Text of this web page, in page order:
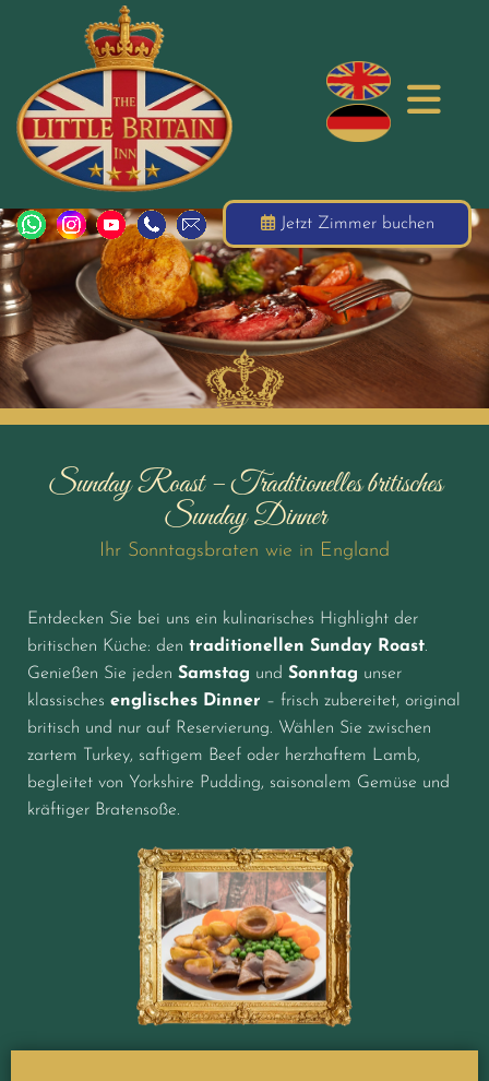
Jetzt Zimmer buchen
Sunday Roast – Traditionelles britisches
Sunday Dinner
Ihr Sonntagsbraten wie in England
Entdecken Sie bei uns ein kulinarisches Highlight der
britischen Küche: den traditionellen Sunday Roast.
Genießen Sie jeden Samstag und Sonntag unser
klassisches englisches Dinner – frisch zubereitet, original
britisch und nur auf Reservierung. Wählen Sie zwischen
zartem Turkey, saftigem Beef oder herzhaftem Lamb,
begleitet von Yorkshire Pudding, saisonalem Gemüse und
kräftiger Bratensoße.